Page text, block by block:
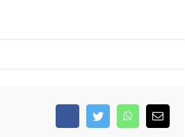
FacebookTwitterWhatsApp
Email